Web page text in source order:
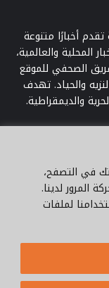
في التصفح،
المرور لدينا.
لملفات
أخبارًا متنوعة
المحلية والعالمية،
الصحفي للموقع
والحياد. تهدف
والديمقراطية.
Le61.ma